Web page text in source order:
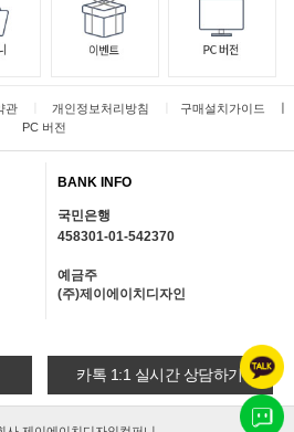
관 개인정보처리방침 구매설치가이드
PC 버전
BANK INFO
국민은행
458301-01-542370
예금주
(주)제이에이치디자인
카톡 1:1 실시간 상담하기